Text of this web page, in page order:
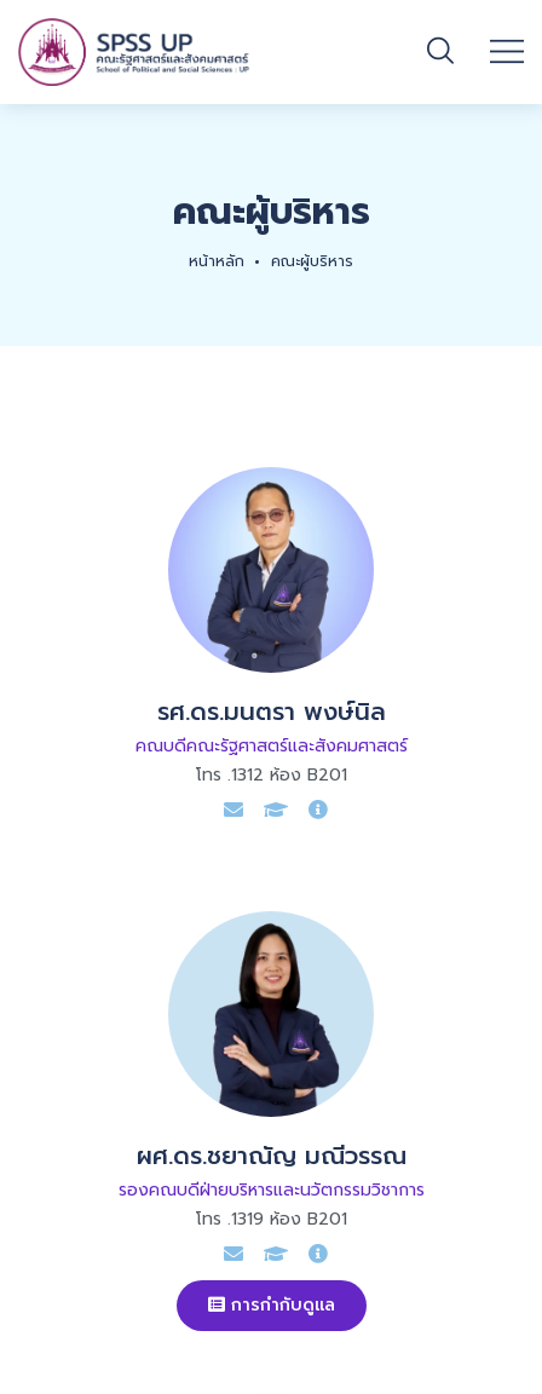
คณะผู้บริหาร
หน้าหลัก คณะผู้บริหาร
รศ.ดร.มนตรา พงษ์นิล
คณบดีคณะรัฐศาสตร์และสังคมศาสตร์
โทร .1312 ห้อง B201
ผศ.ดร.ชยาณัญ มณีวรรณ
รองคณบดีฝ่ายบริหารและนวัตกรรมวิชาการ
โทร .1319 ห้อง B201
การกำกับดูแล